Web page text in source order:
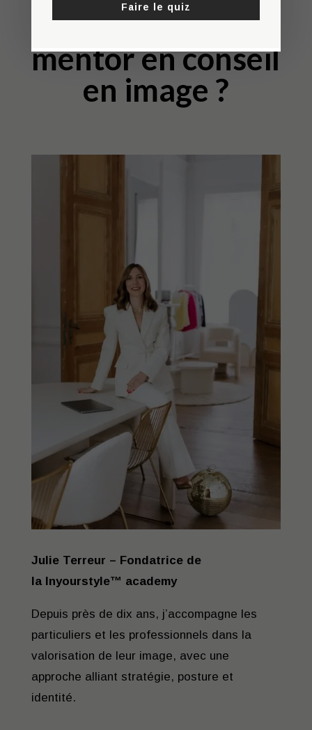
Qui est votre
mentor en conseil
en image ?
Julie Terreur – Fondatrice de
la Inyourstyle™ academy
Depuis près de dix ans, j’accompagne les
particuliers et les professionnels dans la
valorisation de leur image, avec une
approche alliant stratégie, posture et
identité.
Faire le quiz